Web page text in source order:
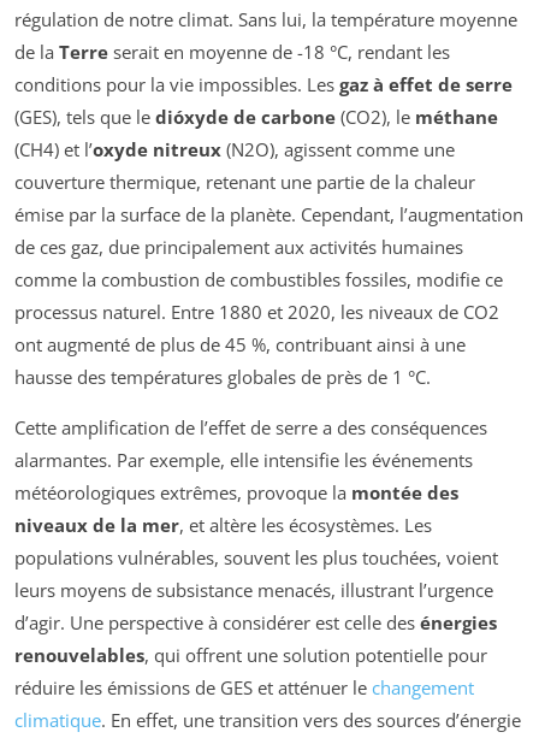
régulation de notre climat. Sans lui, la température moyenne
de la Terre serait en moyenne de -18 °C, rendant les
conditions pour la vie impossibles. Les gaz à effet de serre
(GES), tels que le dióxyde de carbone (CO2), le méthane
(CH4) et l’oxyde nitreux (N2O), agissent comme une
couverture thermique, retenant une partie de la chaleur
émise par la surface de la planète. Cependant, l’augmentation
de ces gaz, due principalement aux activités humaines
comme la combustion de combustibles fossiles, modifie ce
processus naturel. Entre 1880 et 2020, les niveaux de CO2
ont augmenté de plus de 45 %, contribuant ainsi à une
hausse des températures globales de près de 1 °C.
Cette amplification de l’effet de serre a des conséquences
alarmantes. Par exemple, elle intensifie les événements
météorologiques extrêmes, provoque la montée des
niveaux de la mer, et altère les écosystèmes. Les
populations vulnérables, souvent les plus touchées, voient
leurs moyens de subsistance menacés, illustrant l’urgence
d’agir. Une perspective à considérer est celle des énergies
renouvelables, qui offrent une solution potentielle pour
réduire les émissions de GES et atténuer le changement
climatique. En effet, une transition vers des sources d’énergie